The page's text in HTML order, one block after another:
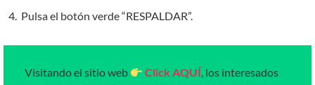
Pulsa el botón verde “RESPALDAR”.
Visitando el sitio web Click AQUÍ, los interesados